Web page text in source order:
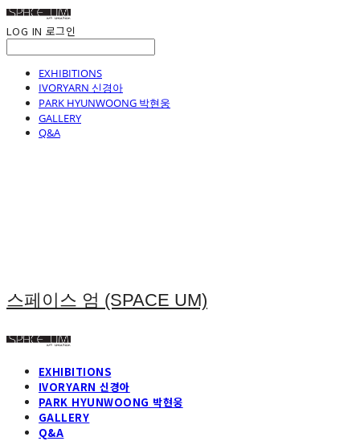
LOG IN 로그인
EXHIBITIONS
IVORYARN 신경아
PARK HYUNWOONG 박현웅
GALLERY
Q&A
스페이스 엄 (SPACE UM)
EXHIBITIONS
IVORYARN 신경아
PARK HYUNWOONG 박현웅
GALLERY
Q&A